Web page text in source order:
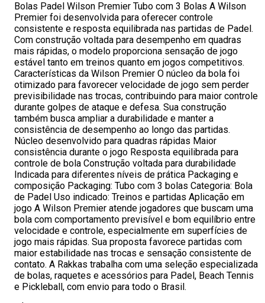
Bolas Padel Wilson Premier Tubo com 3 Bolas A Wilson
Premier foi desenvolvida para oferecer controle
consistente e resposta equilibrada nas partidas de Padel.
Com construção voltada para desempenho em quadras
mais rápidas, o modelo proporciona sensação de jogo
estável tanto em treinos quanto em jogos competitivos.
Características da Wilson Premier O núcleo da bola foi
otimizado para favorecer velocidade de jogo sem perder
previsibilidade nas trocas, contribuindo para maior controle
durante golpes de ataque e defesa. Sua construção
também busca ampliar a durabilidade e manter a
consistência de desempenho ao longo das partidas.
Núcleo desenvolvido para quadras rápidas Maior
consistência durante o jogo Resposta equilibrada para
controle de bola Construção voltada para durabilidade
Indicada para diferentes níveis de prática Packaging e
composição Packaging: Tubo com 3 bolas Categoria: Bola
de Padel Uso indicado: Treinos e partidas Aplicação em
jogo A Wilson Premier atende jogadores que buscam uma
bola com comportamento previsível e bom equilíbrio entre
velocidade e controle, especialmente em superfícies de
jogo mais rápidas. Sua proposta favorece partidas com
maior estabilidade nas trocas e sensação consistente de
contato. A Rakkas trabalha com uma seleção especializada
de bolas, raquetes e acessórios para Padel, Beach Tennis
e Pickleball, com envio para todo o Brasil.